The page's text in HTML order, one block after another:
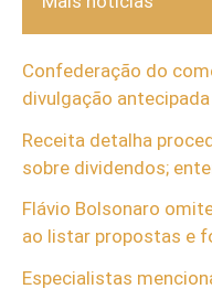
Confederação do
divulgação antecipada
Receita detalha
sobre dividendos;
Flávio Bolsonaro
ao listar propostas e
Especialistas